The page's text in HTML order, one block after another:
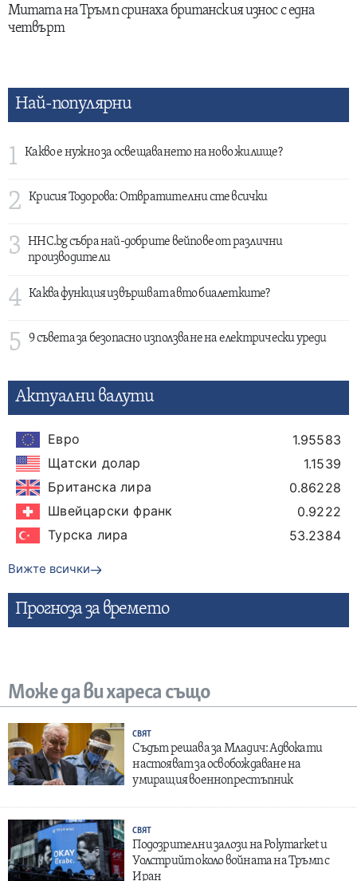
Митата на Тръмп сринаха британския износ с една
четвърт
Най-популярни
1 Какво е нужно за освещаването на ново жилище?
2 Крисия Тодорова: Отвратителни сте всички
3
HHC.bg събра най-добрите вейпове от различни
производители
4 Каква функция извършват авто биалетките?
5 9 съвета за безопасно използване на електрически уреди
Актуални валути
Евро
1.95583
Щатски долар
1.1539
Британска лира
0.86228
Швейцарски франк
0.9222
Турска лира
53.2384
Вижте всички
Прогнозa за времето
Може да ви хареса също
СВЯТ
Съдът решава за Младич: Адвокати
настояват за освобождаване на
умиращия военнопрестъпник
СВЯТ
Подозрителни залози на Polymarket и
Уолстрийт около войната на Тръмп с
Иран